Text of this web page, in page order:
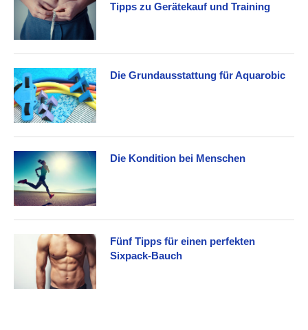
Tipps zu Gerätekauf und Training
Die Grundausstattung für Aquarobic
Die Kondition bei Menschen
Fünf Tipps für einen perfekten
Sixpack-Bauch